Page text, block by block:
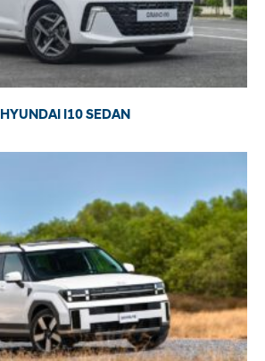
HYUNDAI I10 SEDAN